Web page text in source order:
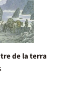
de la terra